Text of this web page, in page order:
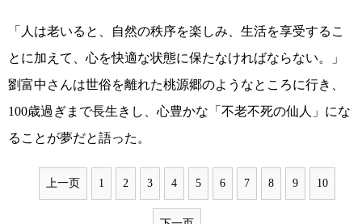
「人は老いると、自然の秩序を楽しみ、生活を享受するこ
とに加えて、心を快適な状態に保たなければならない。」
劉富中さんは世俗を離れた桃源郷のようなところに行き、
100歳過ぎまで長生きし、心豊かな「不老不死の仙人」にな
ることが夢だと語った。
上一页 1 2 3 4 5 6 7 8 9 10